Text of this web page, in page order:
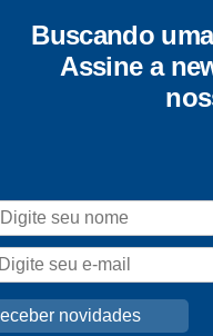
Buscando
Assine a